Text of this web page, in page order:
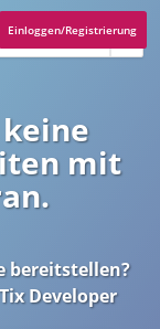
Einloggen/Registrierung
mit
bereitstellen?
Developer